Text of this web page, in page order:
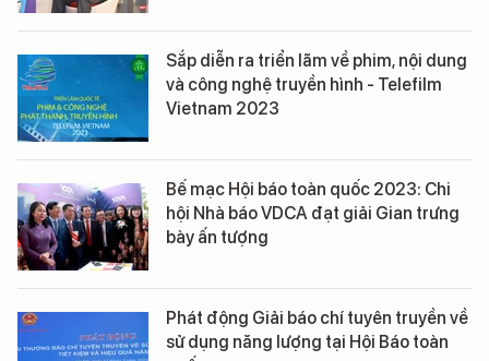
Sắp diễn ra triển lãm về phim, nội dung
và công nghệ truyền hình - Telefilm
Vietnam 2023
Bế mạc Hội báo toàn quốc 2023: Chi
hội Nhà báo VDCA đạt giải Gian trưng
bày ấn tượng
Phát động Giải báo chí tuyên truyền về
sử dụng năng lượng tại Hội Báo toàn